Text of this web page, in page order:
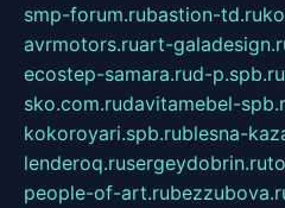
smp-forum.rubastion-td.ru
avrmotors.ruart-
ecostep-samara.rud-p.spb.ru
sko.com.rudavitamebel-
kokoroyari.spb.rublesna-
lenderoq.rusergeydobrin.ru
people-of-art.ru